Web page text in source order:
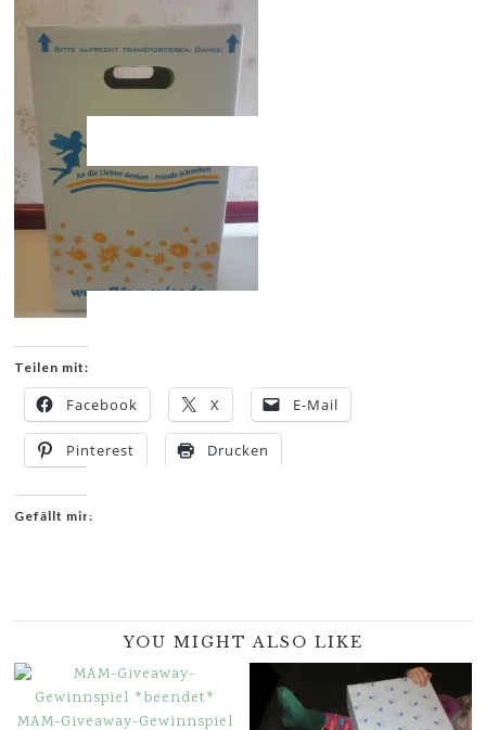
Teilen mit:
Facebook X E-Mail
Pinterest Drucken
Gefällt mir:
YOU MIGHT ALSO LIKE
MAM-Giveaway-Gewinnspiel